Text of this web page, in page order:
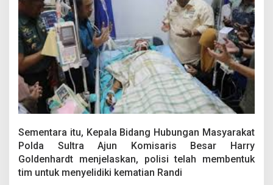
Sementara itu, Kepala Bidang Hubungan Masyarakat
Polda Sultra Ajun Komisaris Besar Harry
Goldenhardt menjelaskan, polisi telah membentuk
tim untuk menyelidiki kematian Randi